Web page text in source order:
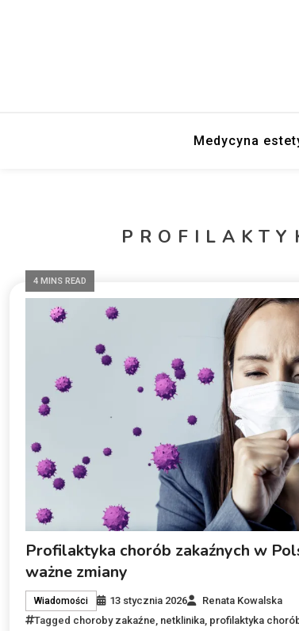
Medycyna
4 MINS READ
Profilaktyka chorób zakaźnych w
ważne zmiany
Wiadomości 13 stycznia 2026
Renata Kowalska
Tagged choroby zakaźne netklinika profilaktyka